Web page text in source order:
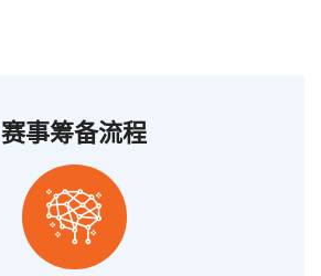
赛事筹备流程